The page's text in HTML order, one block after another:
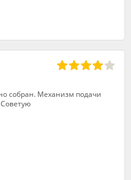
собран. Механизм подачи